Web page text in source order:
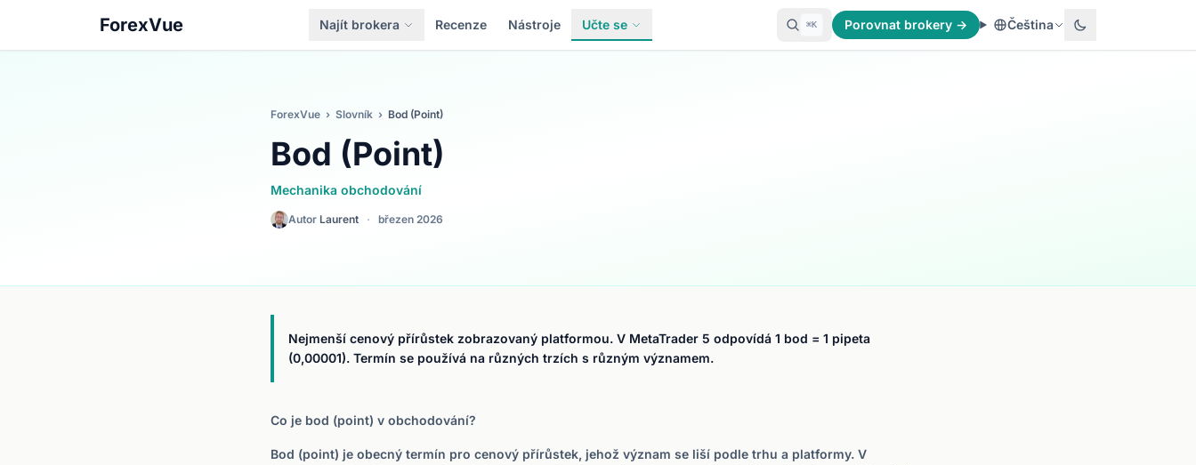
ForexVue Najít brokera Recenze Nástroje Učte se ⌘K Porovnat brokery → Čeština
ForexVue › Slovník › Bod (Point)
Bod (Point)
Mechanika obchodování
Autor Laurent · březen 2026
Nejmenší cenový přírůstek zobrazovaný platformou. V MetaTrader 5 odpovídá 1 bod = 1 pipeta
(0,00001). Termín se používá na různých trzích s různým významem.
Co je bod (point) v obchodování?
Bod (point) je obecný termín pro cenový přírůstek, jehož význam se liší podle trhu a platformy. V